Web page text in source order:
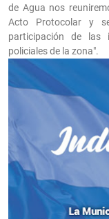
de Agua nos
Acto Protocolar y
participación de las
policiales de la zona".